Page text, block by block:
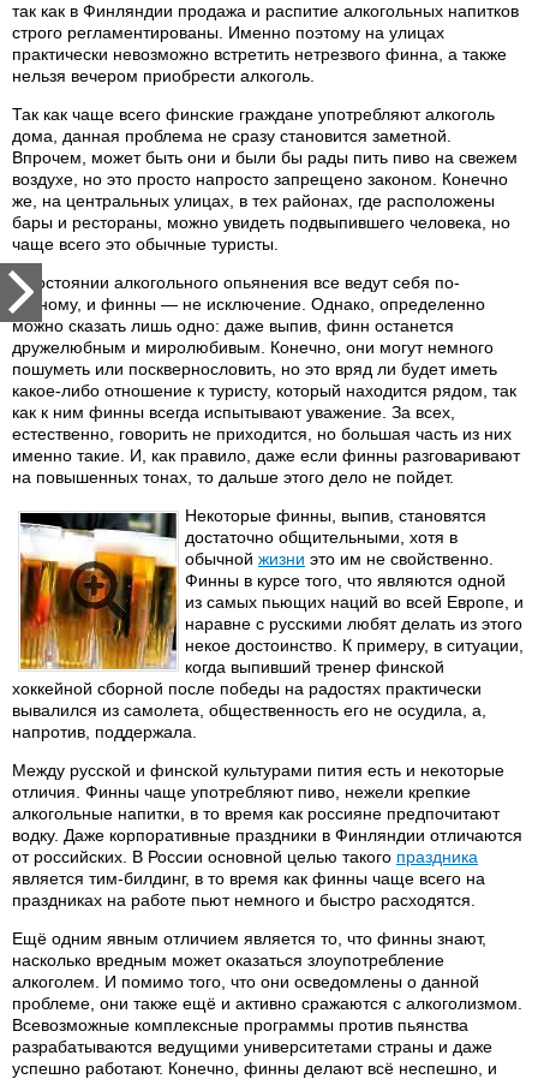
так как в Финляндии продажа и распитие алкогольных напитков
строго регламентированы. Именно поэтому на улицах
практически невозможно встретить нетрезвого финна, а также
нельзя вечером приобрести алкоголь.
Так как чаще всего финские граждане употребляют алкоголь
дома, данная проблема не сразу становится заметной.
Впрочем, может быть они и были бы рады пить пиво на свежем
воздухе, но это просто напросто запрещено законом. Конечно
же, на центральных улицах, в тех районах, где расположены
бары и рестораны, можно увидеть подвыпившего человека, но
чаще всего это обычные туристы.
В состоянии алкогольного опьянения все ведут себя по-
разному, и финны — не исключение. Однако, определенно
можно сказать лишь одно: даже выпив, финн останется
дружелюбным и миролюбивым. Конечно, они могут немного
пошуметь или посквернословить, но это вряд ли будет иметь
какое-либо отношение к туристу, который находится рядом, так
как к ним финны всегда испытывают уважение. За всех,
естественно, говорить не приходится, но большая часть из них
именно такие. И, как правило, даже если финны разговаривают
на повышенных тонах, то дальше этого дело не пойдет.
Некоторые финны, выпив, становятся
достаточно общительными, хотя в
обычной жизни это им не свойственно.
Финны в курсе того, что являются одной
из самых пьющих наций во всей Европе, и
наравне с русскими любят делать из этого
некое достоинство. К примеру, в ситуации,
когда выпивший тренер финской
хоккейной сборной после победы на радостях практически
вывалился из самолета, общественность его не осудила, а,
напротив, поддержала.
Между русской и финской культурами пития есть и некоторые
отличия. Финны чаще употребляют пиво, нежели крепкие
алкогольные напитки, в то время как россияне предпочитают
водку. Даже корпоративные праздники в Финляндии отличаются
от российских. В России основной целью такого праздника
является тим-билдинг, в то время как финны чаще всего на
праздниках на работе пьют немного и быстро расходятся.
Ещё одним явным отличием является то, что финны знают,
насколько вредным может оказаться злоупотребление
алкоголем. И помимо того, что они осведомлены о данной
проблеме, они также ещё и активно сражаются с алкоголизмом.
Всевозможные комплексные программы против пьянства
разрабатываются ведущими университетами страны и даже
успешно работают. Конечно, финны делают всё неспешно, и